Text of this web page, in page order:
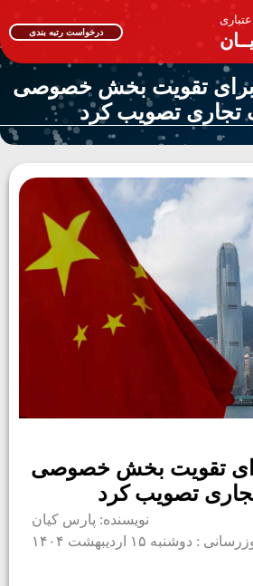
درخواست رتبه بندی
برای تقویت بخش خصوصی
تجاری تصویب کرد
تقویت بخش خصوصی
تصویب کرد
نویسنده: پارس کیان
: دوشنبه ۱۵ اردیبهشت ۱۴۰۴